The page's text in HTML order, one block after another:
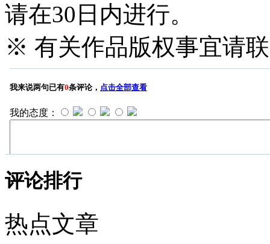
请在30日内进行。
※ 有关作品版权事宜请
评论排行
热点文章